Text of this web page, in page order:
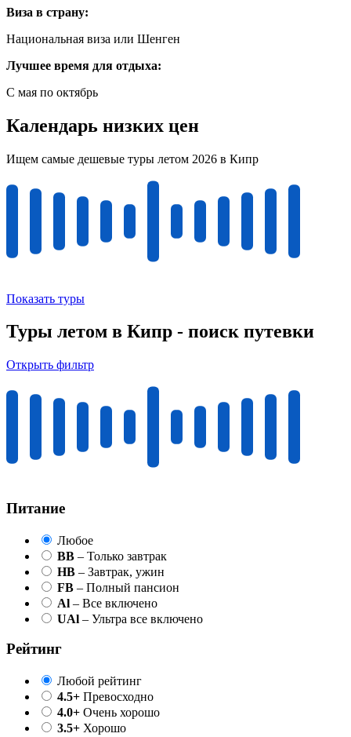
Виза в страну:
Национальная виза или Шенген
Лучшее время для отдыха:
С мая по октябрь
Календарь низких цен
Ищем самые дешевые туры летом 2026 в Кипр
Показать туры
Туры летом в Кипр - поиск путевки
Открыть фильтр
Питание
Любое
BB – Только завтрак
HB – Завтрак, ужин
FB – Полный пансион
Al – Все включено
UAl – Ультра все включено
Рейтинг
Любой рейтинг
4.5+ Превосходно
4.0+ Очень хорошо
3.5+ Хорошо